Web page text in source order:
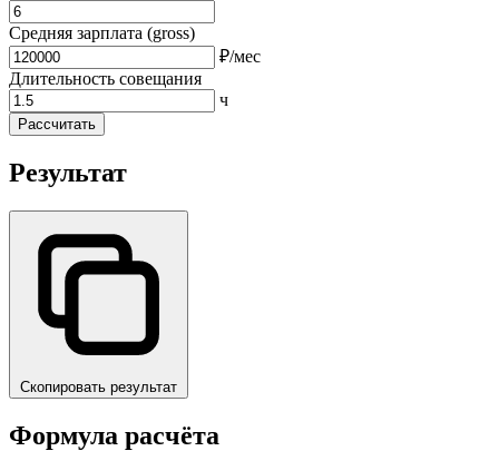
Средняя зарплата (gross)
₽/мес
Длительность совещания
ч
Рассчитать
Результат
Скопировать результат
Формула расчёта